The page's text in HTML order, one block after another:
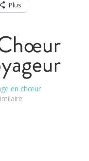
Plus
en chœur